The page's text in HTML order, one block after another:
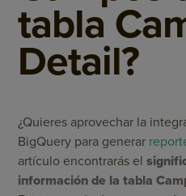
tabla
Detail?
¿Quieres aprovechar la
BigQuery para generar
artículo encontrarás el
información de la tabla